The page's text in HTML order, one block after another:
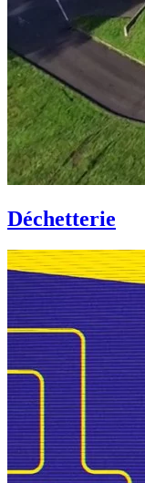
Déchetterie